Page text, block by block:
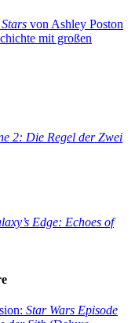
von Ashley Poston
mit großen
2: Die Regel der Zwei
Edge: Echoes of
Star Wars Episode